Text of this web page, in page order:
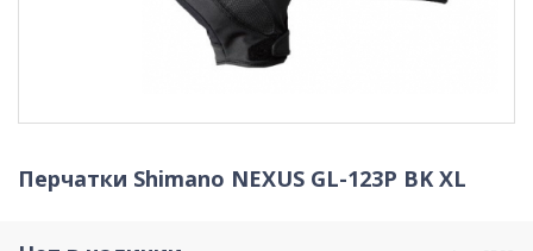
Перчатки Shimano NEXUS GL-123P BK XL